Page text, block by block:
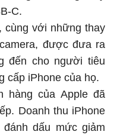
C.
cùng với những thay
được đưa ra
đến cho người tiêu
cấp iPhone của họ.
hàng của Apple đã
Doanh thu iPhone
dấu mức giảm